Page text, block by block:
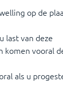
op de
last van deze
komen vooral
als u